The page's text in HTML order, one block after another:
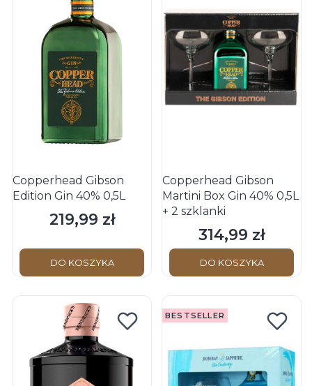
Copperhead Gibson
Edition Gin 40% 0,5L
Cena
219,99 zł
DO KOSZYKA
Copperhead Gibson
Martini Box Gin 40% 0,5L
+ 2 szklanki
Cena
314,99 zł
DO KOSZYKA
BESTSELLER